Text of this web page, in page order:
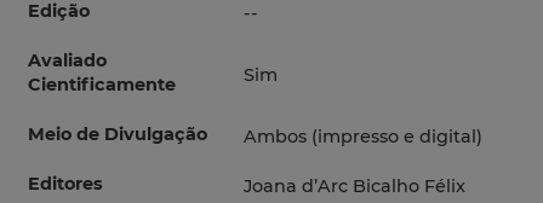
Edição --
Avaliado
Cientificamente
Sim
Meio de Divulgação Ambos (impresso e digital)
Editores Joana d’Arc Bicalho Félix